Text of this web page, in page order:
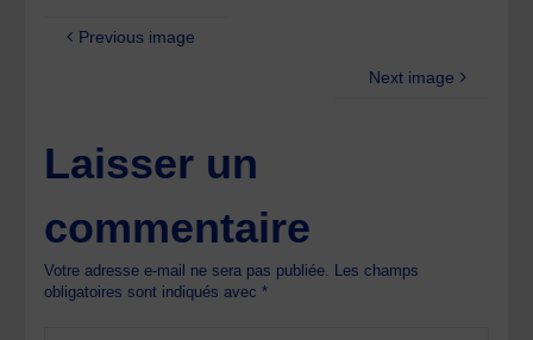
Previous image
Next image
Laisser un
commentaire
Votre adresse e-mail ne sera pas publiée. Les champs
obligatoires sont indiqués avec*